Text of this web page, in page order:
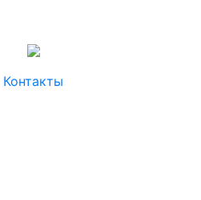
Контакты